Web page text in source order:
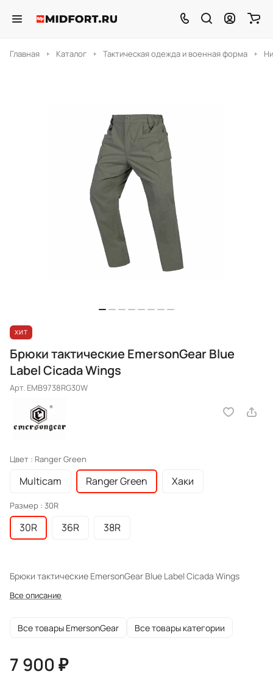
Главная Каталог Тактическая одежда и военная форма
ХИТ
Брюки тактические EmersonGear Blue
Label Cicada Wings
Арт. EMB9738RG30W
Цвет : Ranger Green
Multicam Ranger Green Хаки
Размер : 30R
30R 36R 38R
Брюки тактические EmersonGear Blue Label Cicada Wings
Все описание
Все товары EmersonGear Все товары категории
7 900 ₽